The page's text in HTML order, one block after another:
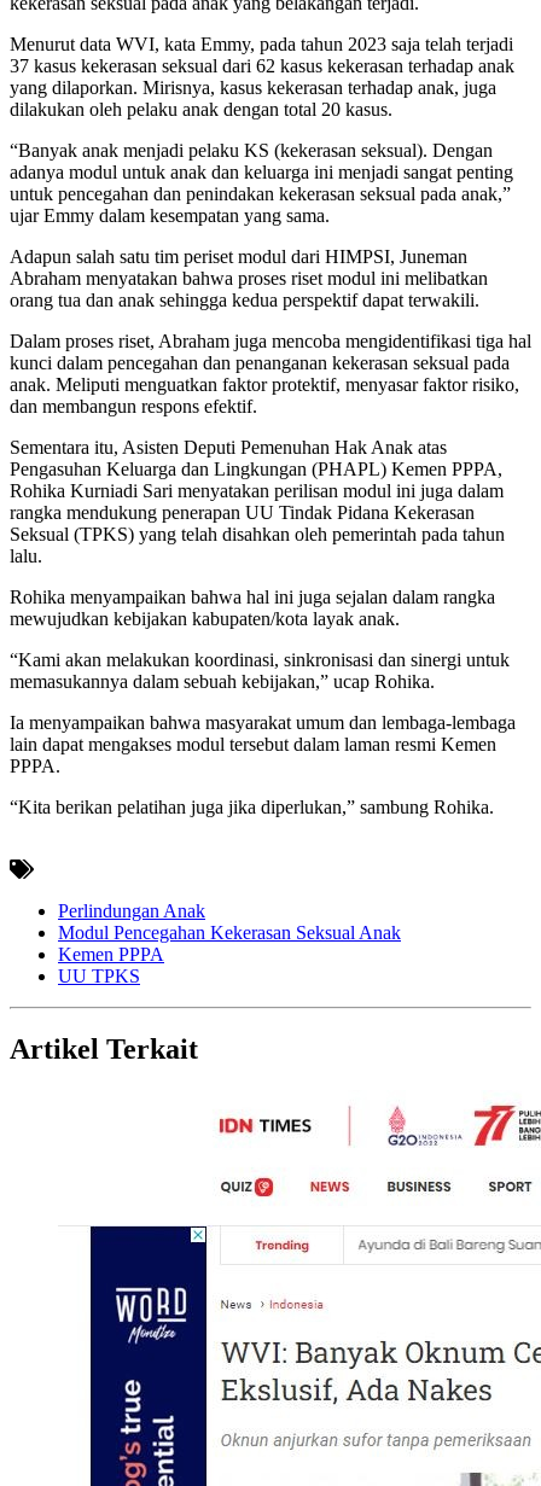
Menurut data WVI, kata Emmy, pada tahun 2023 saja telah terjadi
37 kasus kekerasan seksual dari 62 kasus kekerasan terhadap anak
yang dilaporkan. Mirisnya, kasus kekerasan terhadap anak, juga
dilakukan oleh pelaku anak dengan total 20 kasus.
“Banyak anak menjadi pelaku KS (kekerasan seksual). Dengan
adanya modul untuk anak dan keluarga ini menjadi sangat penting
untuk pencegahan dan penindakan kekerasan seksual pada anak,”
ujar Emmy dalam kesempatan yang sama.
Adapun salah satu tim periset modul dari HIMPSI, Juneman
Abraham menyatakan bahwa proses riset modul ini melibatkan
orang tua dan anak sehingga kedua perspektif dapat terwakili.
Dalam proses riset, Abraham juga mencoba mengidentifikasi tiga hal
kunci dalam pencegahan dan penanganan kekerasan seksual pada
anak. Meliputi menguatkan faktor protektif, menyasar faktor risiko,
dan membangun respons efektif.
Sementara itu, Asisten Deputi Pemenuhan Hak Anak atas
Pengasuhan Keluarga dan Lingkungan (PHAPL) Kemen PPPA,
Rohika Kurniadi Sari menyatakan perilisan modul ini juga dalam
rangka mendukung penerapan UU Tindak Pidana Kekerasan
Seksual (TPKS) yang telah disahkan oleh pemerintah pada tahun
lalu.
Rohika menyampaikan bahwa hal ini juga sejalan dalam rangka
mewujudkan kebijakan kabupaten/kota layak anak.
“Kami akan melakukan koordinasi, sinkronisasi dan sinergi untuk
memasukannya dalam sebuah kebijakan,” ucap Rohika.
Ia menyampaikan bahwa masyarakat umum dan lembaga-lembaga
lain dapat mengakses modul tersebut dalam laman resmi Kemen
PPPA.
“Kita berikan pelatihan juga jika diperlukan,” sambung Rohika.
Perlindungan Anak
Modul Pencegahan Kekerasan Seksual Anak
Kemen PPPA
UU TPKS
Artikel Terkait